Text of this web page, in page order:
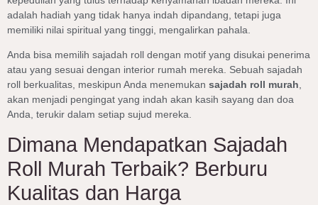
adalah hadiah yang tidak hanya indah dipandang, tetapi juga
memiliki nilai spiritual yang tinggi, mengalirkan pahala.
Anda bisa memilih sajadah roll dengan motif yang disukai penerima
atau yang sesuai dengan interior rumah mereka. Sebuah sajadah
roll berkualitas, meskipun Anda menemukan sajadah roll murah,
akan menjadi pengingat yang indah akan kasih sayang dan doa
Anda, terukir dalam setiap sujud mereka.
Dimana Mendapatkan Sajadah
Roll Murah Terbaik? Berburu
Kualitas dan Harga